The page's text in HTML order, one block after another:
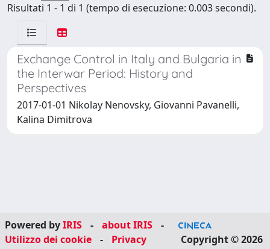
Risultati 1 - 1 di 1 (tempo di esecuzione: 0.003 secondi).
Exchange Control in Italy and Bulgaria in
the Interwar Period: History and
Perspectives
2017-01-01 Nikolay Nenovsky, Giovanni Pavanelli,
Kalina Dimitrova
Powered byIRIS - about IRIS
-
Utilizzo dei cookie
- Privacy Copyright © 2026